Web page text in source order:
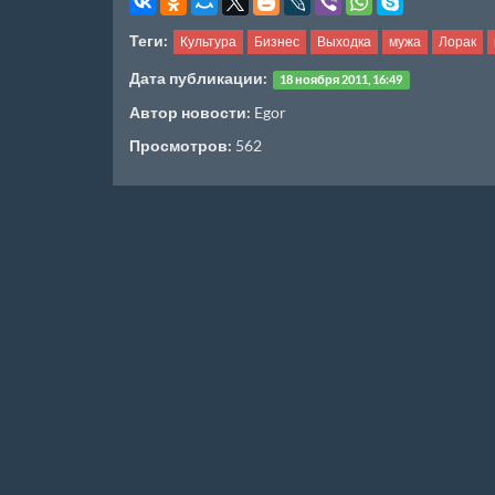
Теги: Культура Бизнес Выходка мужа Лорак
Дата публикации: 18 ноября 2011, 16:49
Автор новости: Egor
Просмотров: 562